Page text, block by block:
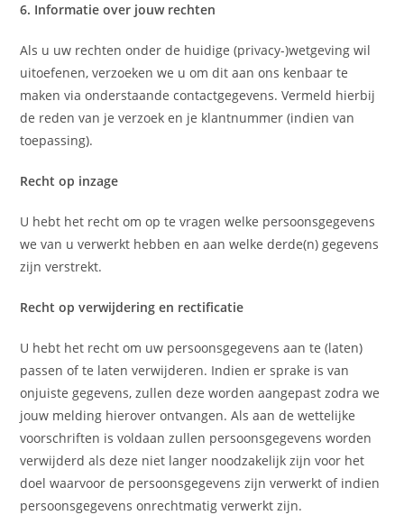
6. Informatie over jouw rechten
Als u uw rechten onder de huidige (privacy-)wetgeving wil
uitoefenen, verzoeken we u om dit aan ons kenbaar te
maken via onderstaande contactgegevens. Vermeld hierbij
de reden van je verzoek en je klantnummer (indien van
toepassing).
Recht op inzage
U hebt het recht om op te vragen welke persoonsgegevens
we van u verwerkt hebben en aan welke derde(n) gegevens
zijn verstrekt.
Recht op verwijdering en rectificatie
U hebt het recht om uw persoonsgegevens aan te (laten)
passen of te laten verwijderen. Indien er sprake is van
onjuiste gegevens, zullen deze worden aangepast zodra we
jouw melding hierover ontvangen. Als aan de wettelijke
voorschriften is voldaan zullen persoonsgegevens worden
verwijderd als deze niet langer noodzakelijk zijn voor het
doel waarvoor de persoonsgegevens zijn verwerkt of indien
persoonsgegevens onrechtmatig verwerkt zijn.